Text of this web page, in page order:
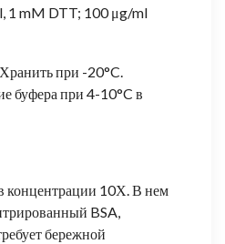
1 mM DTT; 100 μg/ml
при -20°C.
буфера при 4-10°C в
концентрации 10Х. В нем
BSA,
бережной